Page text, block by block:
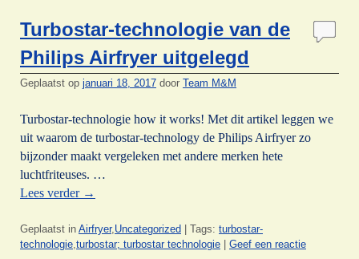
Turbostar-technologie van de
Philips Airfryer uitgelegd
Geplaatst op januari 18, 2017 door Team M&M
Turbostar-technologie how it works! Met dit artikel leggen we
uit waarom de turbostar-technology de Philips Airfryer zo
bijzonder maakt vergeleken met andere merken hete
luchtfriteuses. …
Lees verder →
Geplaatst in Airfryer,Uncategorized Tags: turbostar-
technologie,turbostar; turbostar technologie Geef een reactie